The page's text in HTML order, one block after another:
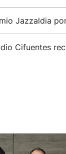
Jazzaldia
Cifuentes